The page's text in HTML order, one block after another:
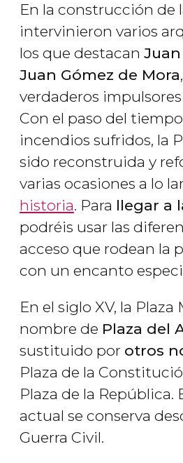
En la construcción de
intervinieron varios
los que destacan
Juan Gómez de Mora
verdaderos
Con el paso del
incendios sufridos, la
sido reconstruida y
varias ocasiones a lo
historia. Para llegar a
podréis usar las
acceso que rodean la
con un encanto
En el siglo XV, la
nombre de Plaza del
sustituido por otros
Plaza de la
Plaza de la República.
actual se conserva
Guerra Civil.